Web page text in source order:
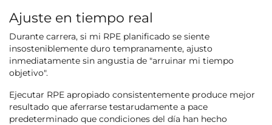
Ajuste en tiempo real
Durante carrera, si mi RPE planificado se siente
insosteniblemente duro tempranamente, ajusto
inmediatamente sin angustia de "arruinar mi tiempo
objetivo".
Ejecutar RPE apropiado consistentemente produce mejor
resultado que aferrarse testarudamente a pace
predeterminado que condiciones del día han hecho